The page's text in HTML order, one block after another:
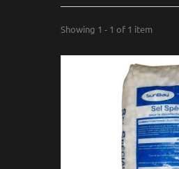
Showing 1 - 1 of 1 item